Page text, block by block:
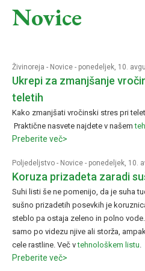
Novice
Živinoreja - Novice - ponedeljek, 10.
Ukrepi za zmanjšanje
teletih
Kako zmanjšati vročinski stres pri
Praktične nasvete najdete v našem
Preberite več>
Poljedeljstvo - Novice - ponedeljek, 10.
Koruza prizadeta zaradi
Suhi listi še ne pomenijo, da je suha
sušno prizadetih posevkih je
steblo pa ostaja zeleno in polno
samo po videzu njive ali storža,
cele rastline. Več vtehnološkem listu
Preberite več>